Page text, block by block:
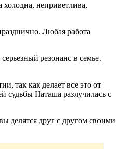
неприветлива,
Любая работа
резонанс в семье.
так как делает все это от
судьбы Наташа разлучилась с
делятся друг с другом своими